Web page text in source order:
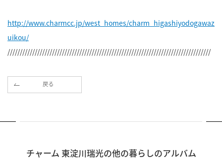
http://www.charmcc.jp/west_homes/charm_higashiyodogawaz
uikou/
//////////////////////////////////////////////////////////////////////////////////
戻る
チャーム 東淀川瑞光の他の暮らしのアルバム